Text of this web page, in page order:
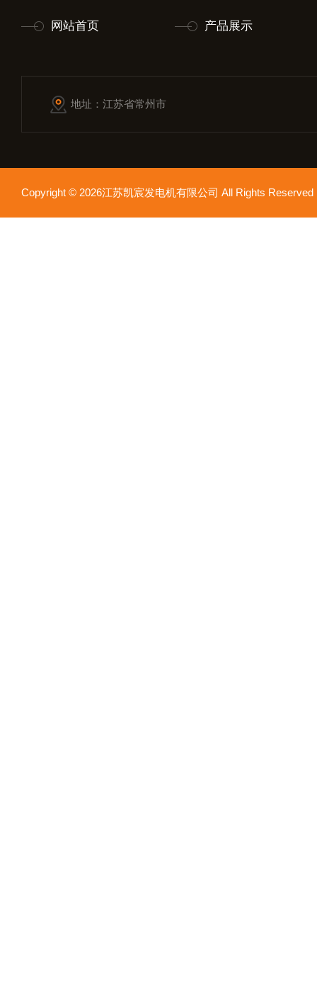
网站首页 产品展示
地址：江苏省常州市
Copyright © 2026江苏凯宸发电机有限公司 All Rights